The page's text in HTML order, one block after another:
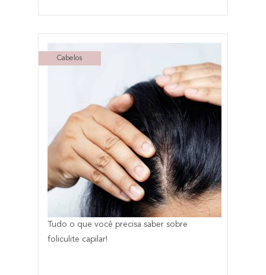
Cabelos
Tudo o que você precisa saber sobre
foliculite capilar!